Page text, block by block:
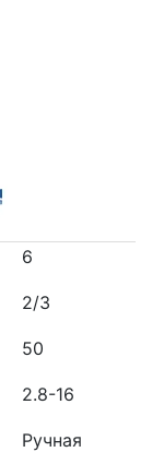
6
2/3
50
2.8-16
Ручная